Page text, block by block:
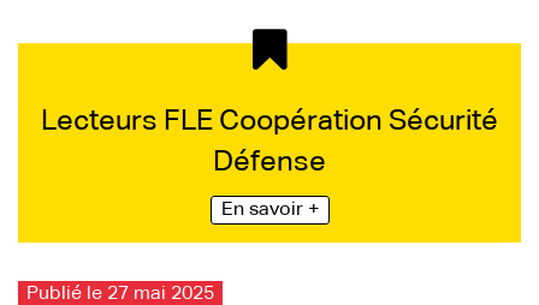
Lecteurs FLE Coopération Sécurité
Défense
En savoir +
Publié le 27 mai 2025